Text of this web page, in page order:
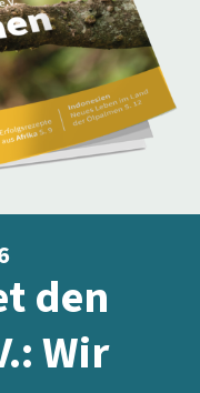
den
Wir